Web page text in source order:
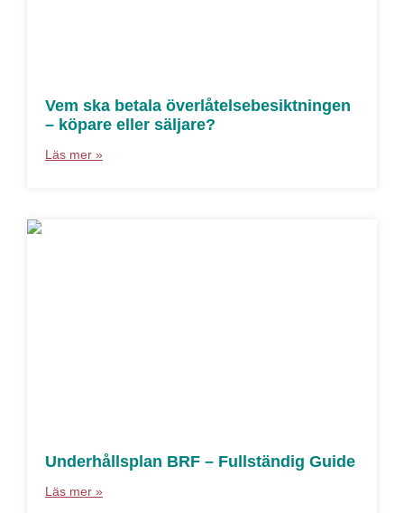
Vem ska betala överlåtelsebesiktningen
– köpare eller säljare?
Läs mer »
Underhållsplan BRF – Fullständig Guide
Läs mer »